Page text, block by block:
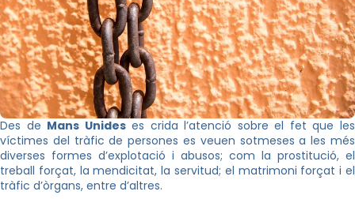
Des de Mans Unideses crida l’atenció sobre el fet que les
víctimes del tràfic de persones es veuen sotmeses a les més
diverses formes d’explotació i abusos; com la prostitució, el
treball forçat, la mendicitat, la servitud; el matrimoni forçat i el
tràfic d’òrgans, entre d’altres.